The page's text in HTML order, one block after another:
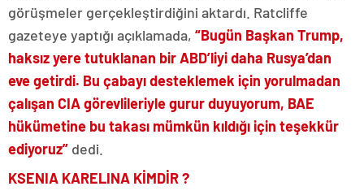
görüşmeler gerçekleştirdiğini aktardı. Ratcliffe
gazeteye yaptığı açıklamada, “Bugün Başkan Trump,
haksız yere tutuklanan bir ABD’liyi daha Rusya’dan
eve getirdi. Bu çabayı desteklemek için yorulmadan
çalışan CIA görevlileriyle gurur duyuyorum, BAE
hükümetine bu takası mümkün kıldığı için teşekkür
ediyoruz” dedi.
KSENIA KARELINA KİMDİR ?